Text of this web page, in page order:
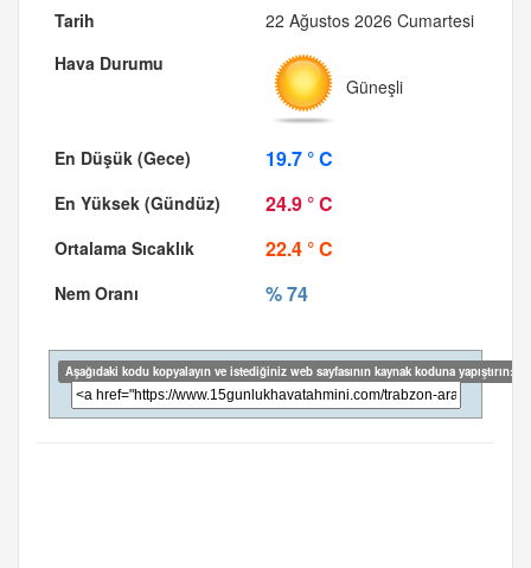
22 Ağustos 2026 Cumartesi
Güneşli
19.7 ° C
24.9 ° C
22.4 ° C
% 74
Aşağıdaki kodu kopyalayın ve istediğiniz web sayfasının kaynak koduna yapıştırın: